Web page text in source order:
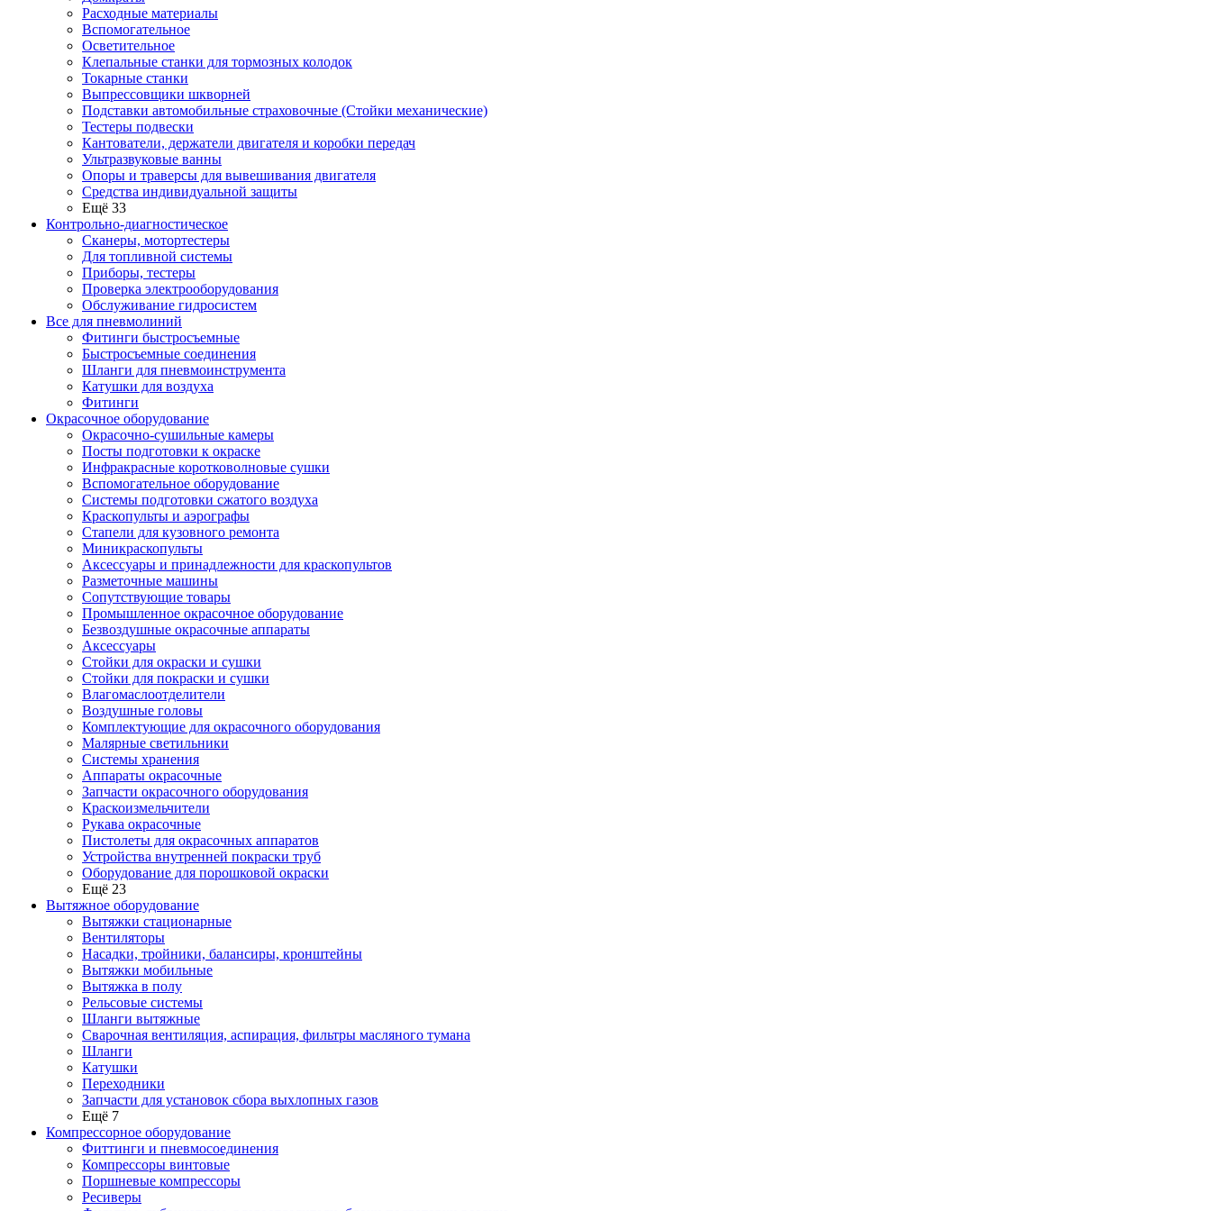
Расходные материалы
Вспомогательное
Осветительное
Клепальные станки для тормозных колодок
Токарные станки
Выпрессовщики шкворней
Подставки автомобильные страховочные (Стойки механические)
Тестеры подвески
Кантователи, держатели двигателя и коробки передач
Ультразвуковые ванны
Опоры и траверсы для вывешивания двигателя
Средства индивидуальной защиты
Ещё 33
Контрольно-диагностическое
Сканеры, мотортестеры
Для топливной системы
Приборы, тестеры
Проверка электрооборудования
Обслуживание гидросистем
Все для пневмолиний
Фитинги быстросъемные
Быстросъемные соединения
Шланги для пневмоинструмента
Катушки для воздуха
Фитинги
Окрасочное оборудование
Окрасочно-сушильные камеры
Посты подготовки к окраске
Инфракрасные коротковолновые сушки
Вспомогательное оборудование
Системы подготовки сжатого воздуха
Краскопульты и аэрографы
Стапели для кузовного ремонта
Миникраскопульты
Аксессуары и принадлежности для краскопультов
Разметочные машины
Сопутствующие товары
Промышленное окрасочное оборудование
Безвоздушные окрасочные аппараты
Аксессуары
Стойки для окраски и сушки
Стойки для покраски и сушки
Влагомаслоотделители
Воздушные головы
Комплектующие для окрасочного оборудования
Малярные светильники
Системы хранения
Аппараты окрасочные
Запчасти окрасочного оборудования
Краскоизмельчители
Рукава окрасочные
Пистолеты для окрасочных аппаратов
Устройства внутренней покраски труб
Оборудование для порошковой окраски
Ещё 23
Вытяжное оборудование
Вытяжки стационарные
Вентиляторы
Насадки, тройники, балансиры, кронштейны
Вытяжки мобильные
Вытяжка в полу
Рельсовые системы
Шланги вытяжные
Сварочная вентиляция, аспирация, фильтры масляного тумана
Шланги
Катушки
Переходники
Запчасти для установок сбора выхлопных газов
Ещё 7
Компрессорное оборудование
Фиттинги и пневмосоединения
Компрессоры винтовые
Поршневые компрессоры
Ресиверы